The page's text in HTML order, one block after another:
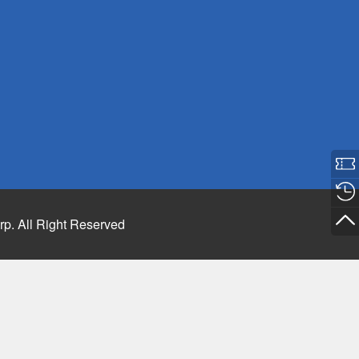
All Right Reserved